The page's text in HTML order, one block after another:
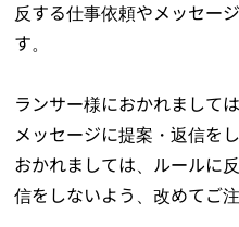
反する仕事依頼やメッセー
す。
ランサー様におかれまして
メッセージに提案・返信を
おかれましては、ルールに
信をしないよう、改めてご